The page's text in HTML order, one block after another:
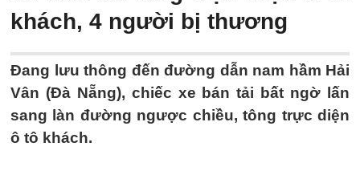
khách, 4 người bị thương
Đang lưu thông đến đường dẫn nam hầm Hải
Vân (Đà Nẵng), chiếc xe bán tải bất ngờ lấn
sang làn đường ngược chiều, tông trực diện
ô tô khách.